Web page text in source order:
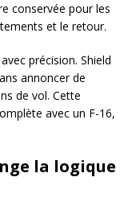
conservée pour les
et le retour.
précision. Shield
annoncer de
de vol. Cette
avec un F-16,
la logique